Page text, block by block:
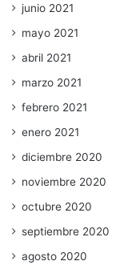
junio 2021
mayo 2021
abril 2021
marzo 2021
febrero 2021
enero 2021
diciembre 2020
noviembre 2020
octubre 2020
septiembre 2020
agosto 2020